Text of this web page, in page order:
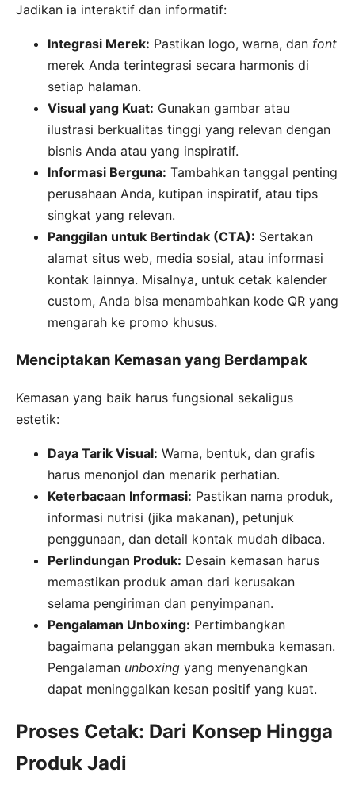
Jadikan ia interaktif dan informatif:
Integrasi Merek: Pastikan logo, warna, dan font
merek Anda terintegrasi secara harmonis di
setiap halaman.
Visual yang Kuat: Gunakan gambar atau
ilustrasi berkualitas tinggi yang relevan dengan
bisnis Anda atau yang inspiratif.
Informasi Berguna: Tambahkan tanggal penting
perusahaan Anda, kutipan inspiratif, atau tips
singkat yang relevan.
Panggilan untuk Bertindak (CTA): Sertakan
alamat situs web, media sosial, atau informasi
kontak lainnya. Misalnya, untuk cetak kalender
custom, Anda bisa menambahkan kode QR yang
mengarah ke promo khusus.
Menciptakan Kemasan yang Berdampak
Kemasan yang baik harus fungsional sekaligus
estetik:
Daya Tarik Visual: Warna, bentuk, dan grafis
harus menonjol dan menarik perhatian.
Keterbacaan Informasi: Pastikan nama produk,
informasi nutrisi (jika makanan), petunjuk
penggunaan, dan detail kontak mudah dibaca.
Perlindungan Produk: Desain kemasan harus
memastikan produk aman dari kerusakan
selama pengiriman dan penyimpanan.
Pengalaman Unboxing: Pertimbangkan
bagaimana pelanggan akan membuka kemasan.
Pengalaman unboxing yang menyenangkan
dapat meninggalkan kesan positif yang kuat.
Proses Cetak: Dari Konsep Hingga
Produk Jadi